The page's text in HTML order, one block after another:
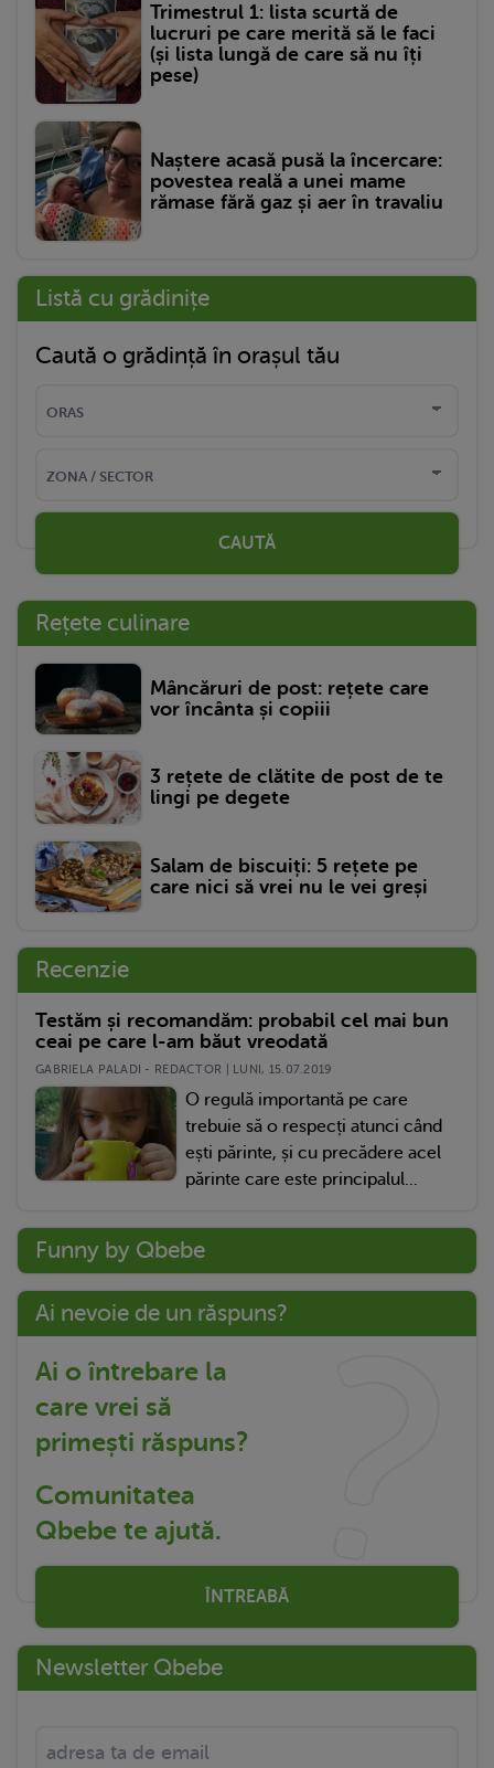
Trimestrul 1: lista scurtă de
lucruri pe care merită să le faci
(și lista lungă de care să nu îți
pese)
Naștere acasă pusă la încercare:
povestea reală a unei mame
rămase fără gaz și aer în travaliu
Listă cu grădinițe
Caută o grădință în orașul tău
CAUTĂ
Rețete culinare
Mâncăruri de post: rețete care
vor încânta și copiii
3 rețete de clătite de post de te
lingi pe degete
Salam de biscuiți: 5 rețete pe
care nici să vrei nu le vei greși
Recenzie
Testăm și recomandăm: probabil cel mai bun
ceai pe care l-am băut vreodată
GABRIELA PALADI - REDACTOR | LUNI, 15.07.2019
O regulă importantă pe care
trebuie să o respecți atunci când
ești părinte, și cu precădere acel
părinte care este principalul...
Funny by Qbebe
Ai nevoie de un răspuns?
Ai o întrebare la
care vrei să
primești răspuns?
Comunitatea
Qbebe te ajută.
ÎNTREABĂ
Newsletter Qbebe